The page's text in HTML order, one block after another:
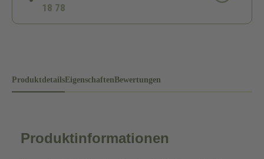
18 78
ProduktdetailsEigenschaftenBewertungen
Produktinformationen